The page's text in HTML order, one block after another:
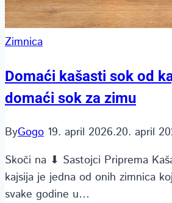
Zimnica
Domaći kašasti sok od
domaći sok za zimu
ByGogo 19. april 2026.20. april
Skoči na ⬇ Sastojci Priprema
kajsija je jedna od onih zimnica
svake godine u…